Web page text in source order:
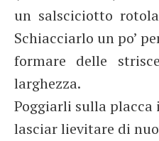
un salsciciotto
Schiacciarlo un po’
formare delle
larghezza.
Poggiarli sulla placca
lasciar lievitare di